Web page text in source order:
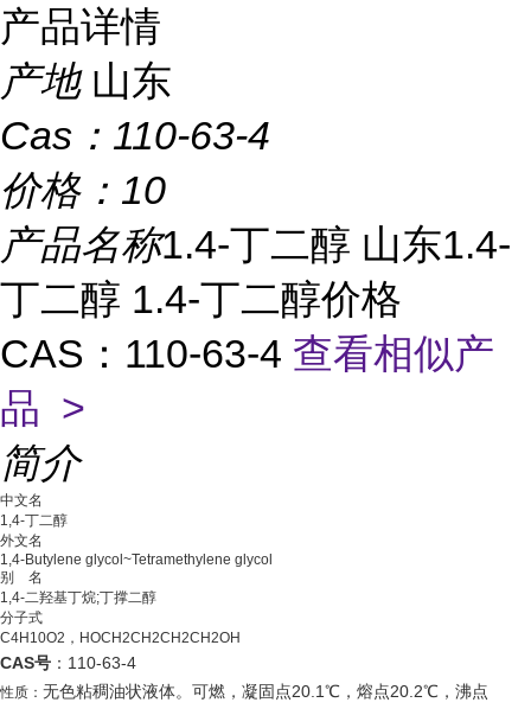
产品详情
产地 山东
Cas： 110-63-4
价格： 10
产品名称1.4-丁二醇 山东1.4-
丁二醇 1.4-丁二醇价格
CAS：110-63-4 查看相似产
品 >
简介
中文名
1,4-丁二醇
外文名
1,4-Butylene glycol~Tetramethylene glycol
别 名
1,4-二羟基丁烷;丁撑二醇
分子式
C4H10O2，HOCH2CH2CH2CH2OH
CAS号 ：110-63-4
性质： 无色粘稠油状液体。可燃，凝固点20.1℃，熔点20.2℃，沸点